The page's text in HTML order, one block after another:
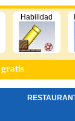
Habilidad
gratis